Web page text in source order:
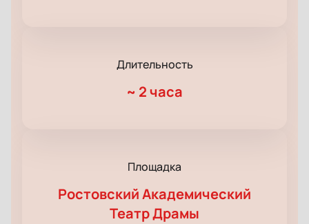
Длительность
~ 2 часа
Площадка
Ростовский Академический
Театр Драмы